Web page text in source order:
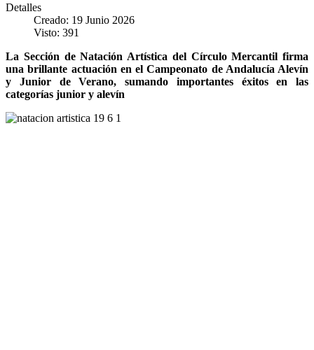
Detalles
Creado: 19 Junio 2026
Visto: 391
La Sección de Natación Artística del Círculo Mercantil firma
una brillante actuación en el Campeonato de Andalucía Alevín
y Junior de Verano, sumando importantes éxitos en las
categorías junior y alevín